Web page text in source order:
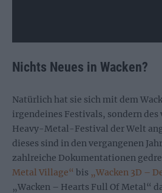
Nichts Neues in Wacken?
Natürlich hat sie sich mit dem
irgendeines Festivals, sondern
Heavy-Metal-Festival der Welt
dieses sind in den vergangenen
zahlreiche Dokumentationen
Metal Village“ bis „Wacken 3D –
„Wacken – Hearts Full Of Metal“